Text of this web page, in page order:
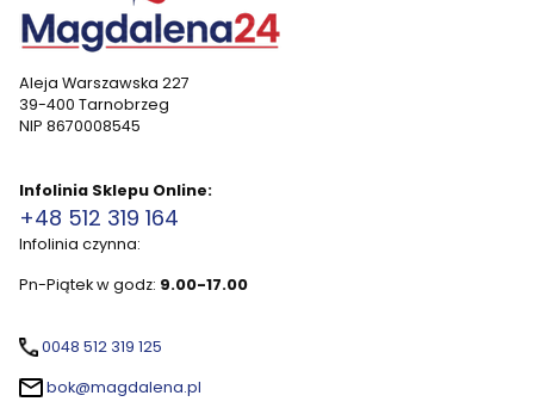
Aleja Warszawska 227
39-400 Tarnobrzeg
NIP 8670008545
Infolinia Sklepu Online:
+48 512 319 164
Infolinia czynna:
Pn-Piątek w godz: 9.00-17.00
0048 512 319 125
bok@magdalena.pl